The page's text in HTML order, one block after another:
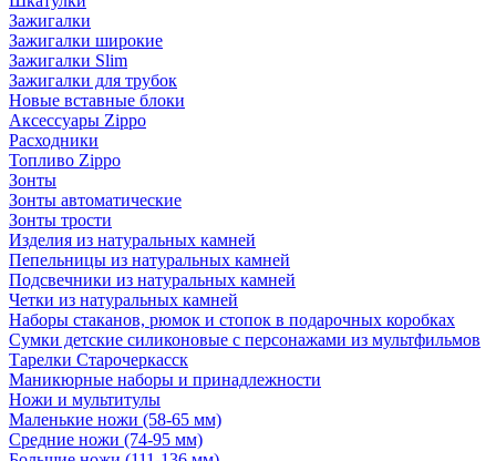
Зажигалки
Зажигалки широкие
Зажигалки Slim
Зажигалки для трубок
Новые вставные блоки
Аксессуары Zippo
Расходники
Топливо Zippo
Зонты
Зонты автоматические
Зонты трости
Изделия из натуральных камней
Пепельницы из натуральных камней
Подсвечники из натуральных камней
Четки из натуральных камней
Наборы стаканов, рюмок и стопок в подарочных коробках
Сумки детские силиконовые с персонажами из мультфильмов
Тарелки Старочеркасск
Маникюрные наборы и принадлежности
Ножи и мультитулы
Маленькие ножи (58-65 мм)
Средние ножи (74-95 мм)